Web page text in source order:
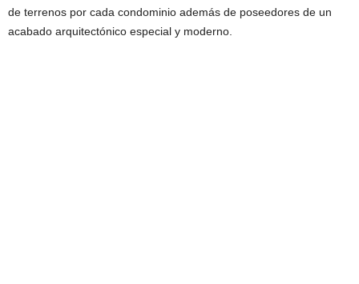
de terrenos por cada condominio además de poseedores de un
acabado arquitectónico especial y moderno.